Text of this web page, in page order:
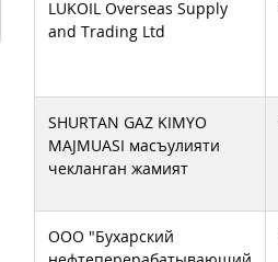
LUKOIL Overseas Supply
and Trading Ltd
SHURTAN GAZ KIMYO
MAJMUASI масъулияти
чекланган жамият
ООО "Бухарский